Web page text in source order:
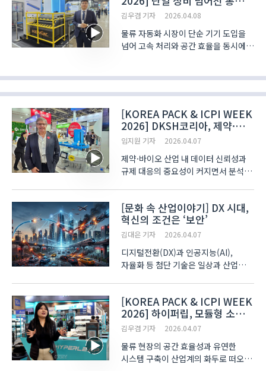
3일까지 고양시 일산 킨텍..
제어… 물류 자동화, 공간·속도
김우겸 기자 2026.04.08
물류 자동화 시장이 단순 기기 도입을
넘어 고속 처리와 공간 효율을 동시에
지난 3일까지 고양시 킨텍스(KINTEX)
에서 'ICPI WEEK 2026' 일정을
소화했다. 현장에서..
[KOREA PACK & ICPI WEEK
2026] DKSH코리아, 제약·
환경 분석 자동화 솔루션 대거
임지원 기자 2026.04.07
제약·바이오 산업 내 데이터 신뢰성과
규제 대응의 중요성이 커지면서 분석
(DKSH Korea)는 고양시 일산 킨텍스
(KINTEX)에서 열린 ‘ICPI WEEK
2026’에 참가해 글로벌 분..
[문화 속 산업이야기] DX 시대,
혁신의 조건은 ‘보안’
김대은 기자 2026.04.07
디지털전환(DX)과 인공지능(AI),
자율화 등 첨단 기술은 일상과 산업
예지보전·자율제조로 생산 중단을
최소화하고, 로봇 기술로 제조 공정의
무인화가 이뤄지고 있다. 물..
[KOREA PACK & ICPI WEEK
2026] 하이퍼립, 모듈형 소터
‘HyperWall Node’ 공개…
김우겸 기자 2026.04.07
물류 현장의 공간 효율성과 유연한
시스템 구축이 산업계의 화두로 떠오른